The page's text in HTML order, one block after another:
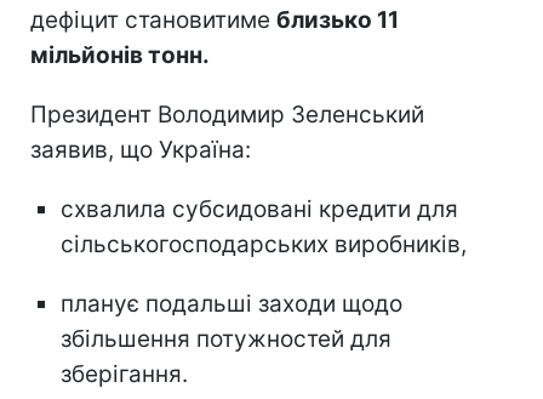
дефіцит становитиме близько 11
мільйонів тонн.
Президент Володимир Зеленський
заявив, що Україна:
схвалила субсидовані кредити для
сільськогосподарських виробників,
планує подальші заходи щодо
збільшення потужностей для
зберігання.